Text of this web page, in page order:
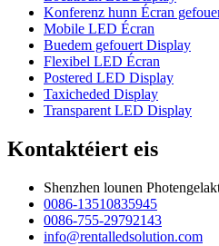
Konferenz hunn Écran
Mobile LED Écran
Buedem gefouert Display
Flexibel LED Écran
Postered LED Display
Taxicheded Display
Transparent LED Display
Kontaktéiert eis
Shenzhen lounen
0086-13510835945
0086-755-29792143
info@rentalledsolution.com